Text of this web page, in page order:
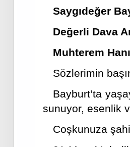
Saygıdeğer
Değerli Dava
Muhterem
Sözlerimin
Bayburt’ta
sunuyor, esenlik
Coşkunuza